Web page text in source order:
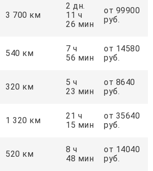
3 700 км
2 дн.
11 ч
26 мин
от 99900
руб.
540 км
7 ч
56 мин
от 14580
руб.
320 км
5 ч
23 мин
от 8640
руб.
1 320 км
21 ч
15 мин
от 35640
руб.
520 км
8 ч
48 мин
от 14040
руб.